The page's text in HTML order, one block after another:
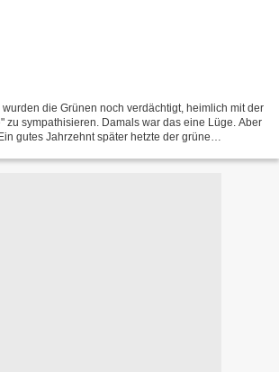
die Grünen noch verdächtigt, heimlich mit der
zu sympathisieren. Damals war das eine Lüge. Aber
gutes Jahrzehnt später hetzte der grüne